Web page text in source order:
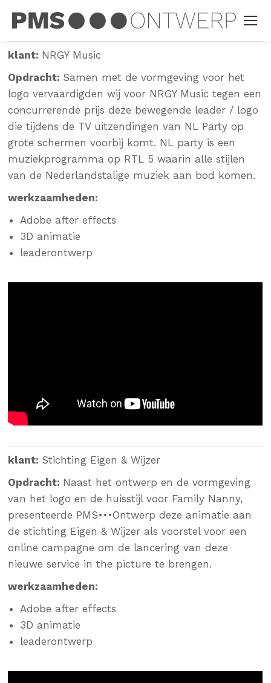
klant: NRGY Music
Opdracht: Samen met de vormgeving voor het
logovervaardigden wijvoor NRGY Music tegen een
concurrerende prijs deze bewegende leader / logo
die tijdens de TV uitzendingen van NL Party op
grote schermen voorbij komt. NL party is een
muziekprogramma op RTL 5 waarin alle stijlen
van de Nederlandstalige muziek aan bod komen.
werkzaamheden:
Adobe after effects
3D animatie
leaderontwerp
klant: Stichting Eigen & Wijzer
Opdracht: Naast het ontwerp en de vormgeving
van het logo en de huisstijl voor Family Nanny,
presenteerde PMS•••Ontwerp deze animatie aan
de stichting Eigen & Wijzer als voorstel voor een
online campagne om de lancering van deze
nieuwe service in the picture te brengen.
werkzaamheden:
Adobe after effects
3D animatie
leaderontwerp